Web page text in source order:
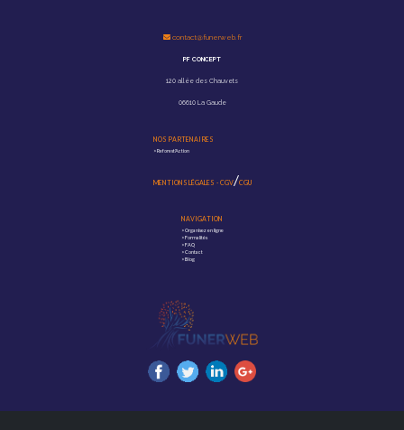
contact@funerweb.fr
PF CONCEPT
120 allée des Chauvets
06610 La Gaude
NOS PARTENAIRES
>Reforest'Action
MENTIONS LÉGALES - CGV/CGU
NAVIGATION
>Organisez en ligne
>Formalités
>FAQ
>Contact
>Blog